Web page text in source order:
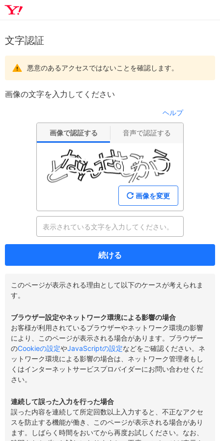
文字認証
悪意のあるアクセスではないことを確認します。
画像の文字を入力してください
ヘルプ
画像で認証する 音声で認証する
画像を変更
続ける
このページが表示される理由として以下のケースが考えられま
す。
ブラウザー設定やネットワーク環境による影響の場合
お客様が利用されているブラウザーやネットワーク環境の影響
により、このページが表示される場合があります。ブラウザー
のCookieの設定やJavaScriptの設定などをご確認ください。ネ
ットワーク環境による影響の場合は、ネットワーク管理者もし
くはインターネットサービスプロバイダーにお問い合わせくだ
さい。
連続して誤った入力を行った場合
誤った内容を連続して所定回数以上入力すると、不正なアクセ
スを防止する機能が働き、このページが表示される場合があり
ます。しばらく時間をおいてから再度お試しください。なお、